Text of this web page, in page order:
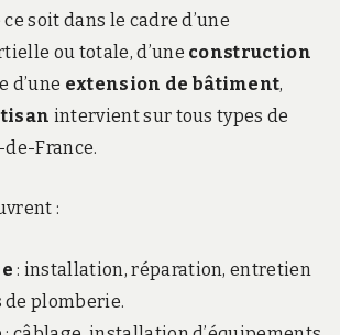
soit dans le cadre d’une
ou totale, d’une construction
d’une extension de bâtiment,
intervient sur tous types de
France.
:
: installation, réparation, entretien
de plomberie.